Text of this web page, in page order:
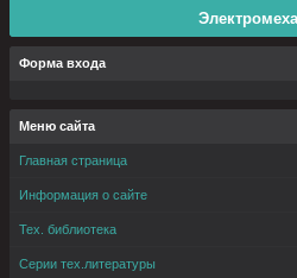
Форма входа
Меню сайта
Главная страница
Информация о сайте
Тех. библиотека
Серии тех.литературы